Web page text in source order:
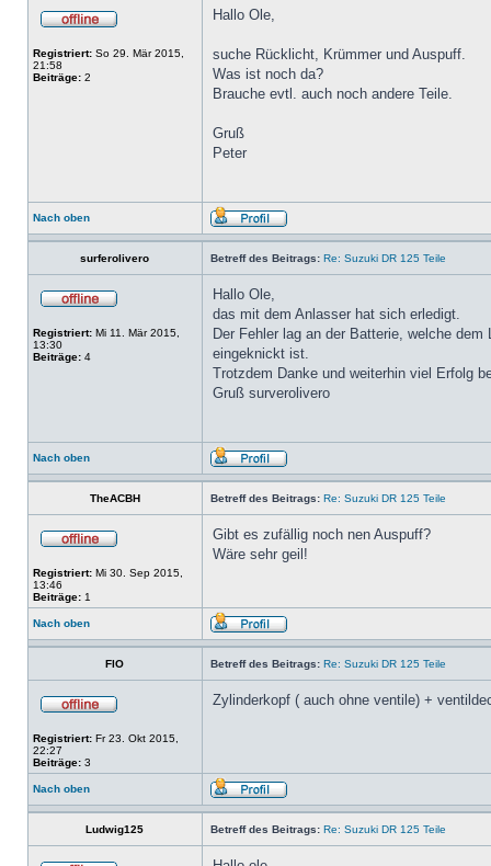
Registriert: So 29. Mär 2015,
21:58
Beiträge: 2
Hallo Ole,
suche Rücklicht, Krümmer und Auspuff.
Was ist noch da?
Brauche evtl. auch noch andere Teile.
Gruß
Peter
Nach oben
surferolivero Betreff des Beitrags: Re: Suzuki DR 125 Teile
Registriert: Mi 11. Mär 2015,
13:30
Beiträge: 4
Hallo Ole,
das mit dem Anlasser hat sich erledigt.
Der Fehler lag an der Batterie, welche
eingeknickt ist.
Trotzdem Danke und weiterhin viel Erfolg
Gruß surverolivero
Nach oben
TheACBH Betreff des Beitrags: Re: Suzuki DR 125 Teile
Registriert: Mi 30. Sep 2015,
13:46
Beiträge: 1
Gibt es zufällig noch nen Auspuff?
Wäre sehr geil!
Nach oben
FlO Betreff des Beitrags: Re: Suzuki DR 125 Teile
Registriert: Fr 23. Okt 2015,
22:27
Beiträge: 3
Zylinderkopf ( auch ohne ventile) +
Nach oben
Ludwig125 Betreff des Beitrags: Re: Suzuki DR 125 Teile